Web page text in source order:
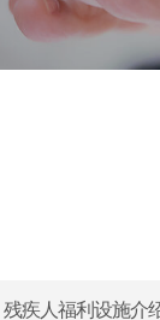
残疾人福利设施介